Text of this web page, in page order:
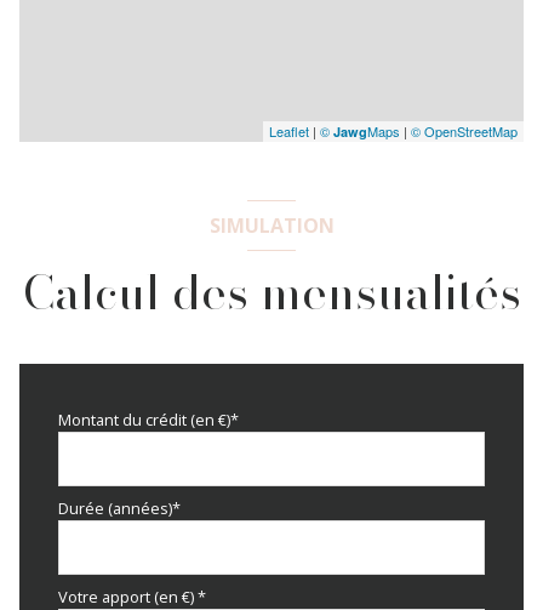
Leaflet | © JawgMaps | © OpenStreetMap
SIMULATION
Calcul des mensualités
Montant du crédit (en €)*
Durée (années)*
Votre apport (en €) *